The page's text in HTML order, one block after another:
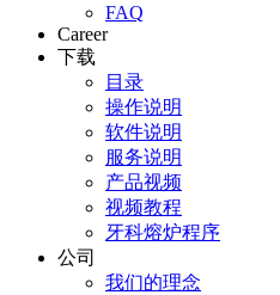
FAQ
Career
下载
目录
操作说明
软件说明
服务说明
产品视频
视频教程
牙科熔炉程序
公司
我们的理念